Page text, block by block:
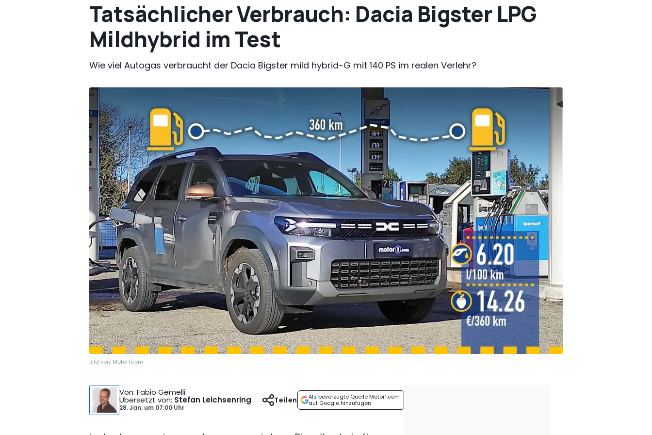
Tatsächlicher Verbrauch: Dacia Bigster LPG
Mildhybrid im Test
Wie viel Autogas verbraucht der Dacia Bigster mild hybrid-G mit 140 PS im realen Verlehr?
Bild von: Motor1.com
Von: Fabio Gemelli
Übersetzt von: Stefan Leichsenring
28. Jan. um 07:00 Uhr
Als bevorzugte Quelle Motor1.com
auf Google hinzufügen
Teilen